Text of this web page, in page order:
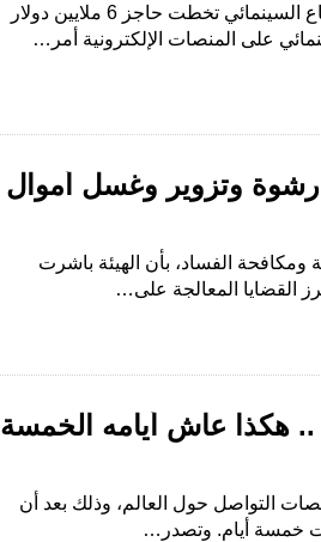
أوضح الناقد الفني طارق الشناوي، أن خسائر القطاع السينمائي تخطت حاجز 6 ملايين دولار
على المنصات الإلكترونية أمر…
تباشر 218 قضية رشوة وتزوير وغسل أموال
الفساد، بأن الهيئة باشرت
هكذا عاش أيامه الخمسة
التواصل حول العالم، وذلك بعد أن
خمسة أيام. وتصدر…